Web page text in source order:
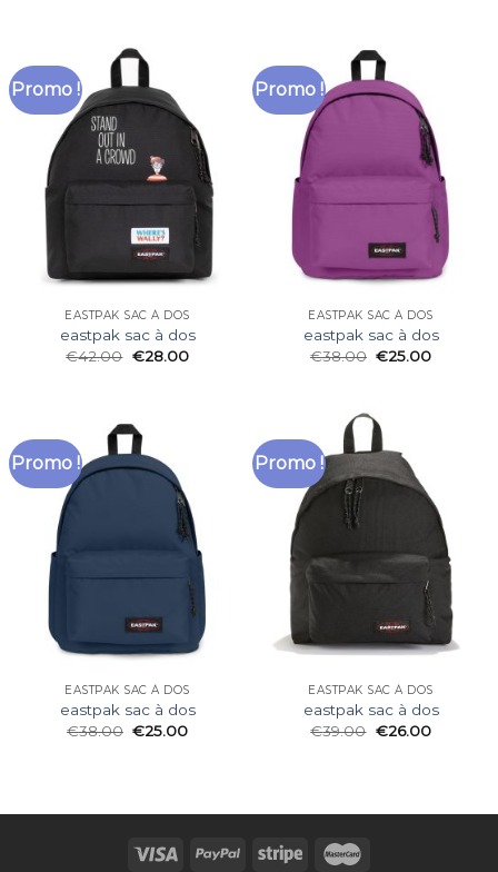
Promo !
EASTPAK SAC À DOS
eastpak sac à dos
€42.00 €28.00
Promo !
EASTPAK SAC À DOS
eastpak sac à dos
€38.00 €25.00
Promo !
EASTPAK SAC À DOS
eastpak sac à dos
€38.00 €25.00
Promo !
EASTPAK SAC À DOS
eastpak sac à dos
€39.00 €26.00